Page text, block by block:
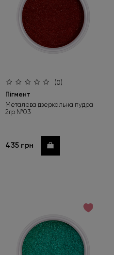
за спаданням ціни
за новинками
(0)
Пігмент
Металева дзеркальна пудра
2гр №03
435 грн Купити